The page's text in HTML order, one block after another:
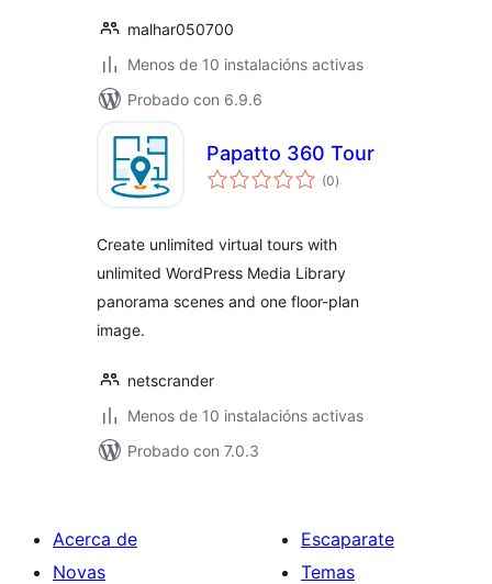
malhar050700
Menos de 10 instalacións activas
Probado con 6.9.6
Papatto 360 Tour
(0valoracións
totais
)
Create unlimited virtual tours with
unlimited WordPress Media Library
panorama scenes and one floor-plan
image.
netscrander
Menos de 10 instalacións activas
Probado con 7.0.3
Acerca de
Novas
Escaparate
Temas